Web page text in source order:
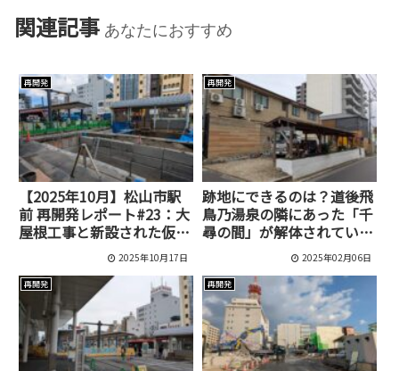
関連記事 あなたにおすすめ
再開発
【2025年10月】松山市駅
前 再開発レポート#23：大
屋根工事と新設された仮設
2025年10月17日
再開発
跡地にできるのは？道後飛
鳥乃湯泉の隣にあった「千
尋の間」が解体されていま
2025年02月06日
再開発 再開発